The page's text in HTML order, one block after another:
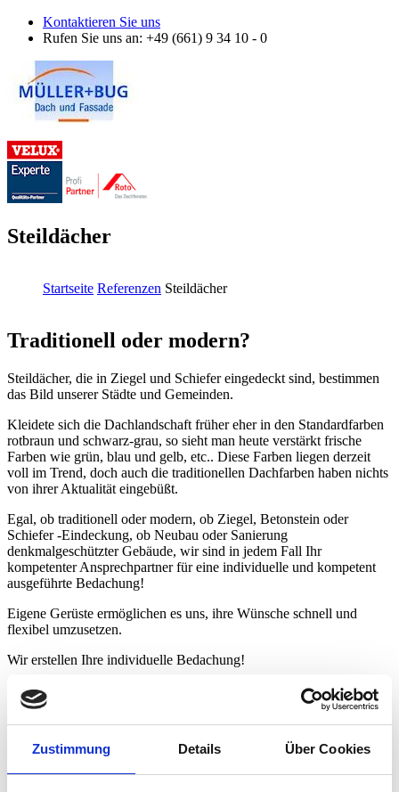
Zustimmung Details Über Cookies
Direkt zum Inhalt
Kontaktieren Sie uns
Rufen Sie uns an: +49 (661) 9 34 10 - 0
Steildächer
Startseite Referenzen Steildächer
Traditionell oder modern?
Steildächer, die in Ziegel und Schiefer eingedeckt sind, bestimmen
das Bild unserer Städte und Gemeinden.
Kleidete sich die Dachlandschaft früher eher in den Standardfarben
rotbraun und schwarz-grau, so sieht man heute verstärkt frische
Farben wie grün, blau und gelb, etc.. Diese Farben liegen derzeit
voll im Trend, doch auch die traditionellen Dachfarben haben nichts
von ihrer Aktualität eingebüßt.
Egal, ob traditionell oder modern, ob Ziegel, Betonstein oder
Schiefer -Eindeckung, ob Neubau oder Sanierung
denkmalgeschützter Gebäude, wir sind in jedem Fall Ihr
kompetenter Ansprechpartner für eine individuelle und kompetent
ausgeführte Bedachung!
Eigene Gerüste ermöglichen es uns, ihre Wünsche schnell und
flexibel umzusetzen.
Wir erstellen Ihre individuelle Bedachung!